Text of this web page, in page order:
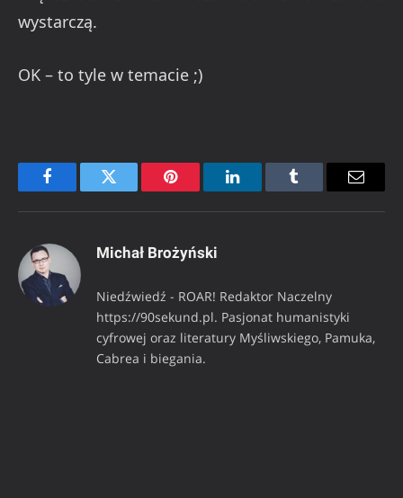
wystarczą.
OK – to tyle w temacie ;)
FacebookTwitter Pinterest LinkedInTumblr Email
Michał Brożyński
Niedźwiedź - ROAR! Redaktor Naczelny
https://90sekund.pl. Pasjonat humanistyki
cyfrowej oraz literatury Myśliwskiego, Pamuka,
Cabrea i biegania.